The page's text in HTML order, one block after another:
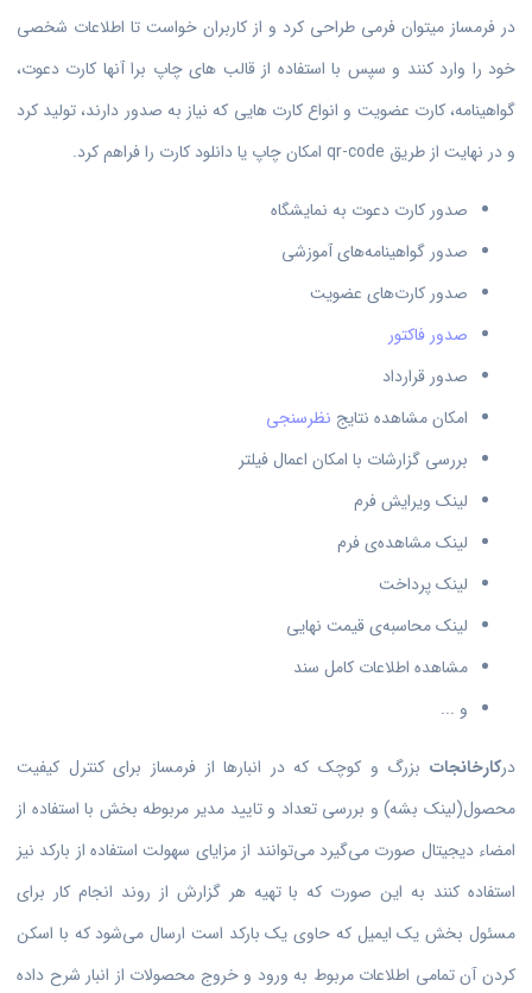
در فرمساز میتوان فرمی طراحی کرد و از کاربران خواست تا اطلاعات شخصی
خود را وارد کنند و سپس با استفاده از قالب های چاپ برا آنها کارت دعوت،
گواهینامه، کارت عضویت و انواع کارت هایی که نیاز به صدور دارند، تولید کرد
و در نهایت از طریق qr-code امکان چاپ یا دانلود کارت را فراهم کرد.
صدور کارت دعوت به نمایشگاه
صدور گواهینامه‌های آموزشی
صدور کارت‌های عضویت
صدور فاکتور
صدور قرارداد
امکان مشاهده نتایج نظرسنجی
بررسی گزارشات با امکان اعمال فیلتر
لینک ویرایش فرم
لینک مشاهده‌ی فرم
لینک پرداخت
لینک محاسبه‌ی قیمت نهایی
مشاهده اطلاعات کامل سند
و ...
درکارخانجات بزرگ و کوچک که در انبارها از فرمساز برای کنترل کیفیت
محصول(لینک بشه) و بررسی تعداد و تایید مدیر مربوطه بخش با استفاده از
امضاء دیجیتال صورت می‌گیرد می‌توانند از مزایای سهولت استفاده از بارکد نیز
استفاده کنند به این صورت که با تهیه هر گزارش از روند انجام کار برای
مسئول بخش یک ایمیل که حاوی یک بارکد است ارسال می‌شود که با اسکن
کردن آن تمامی اطلاعات مربوط به ورود و خروج محصولات از انبار شرح داده